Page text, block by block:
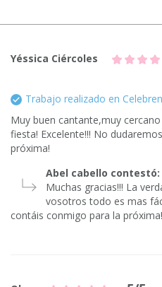
Yéssica Ciércoles
Trabajo realizado en
Muy buen cantante,muy
fiesta! Excelente!!! No
próxima!
Abel cabello contestó:
Muchas gracias!!! La
vosotros todo es mas
contáis conmigo para la